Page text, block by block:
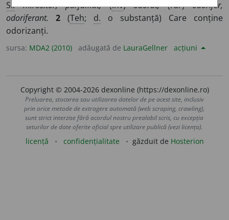
Si:
mirositor, parfumat,(înv)odorat,(rar)odorifer,
odoriferant.
2 (Teh; d. o substanță) Care conține
odorizanți.
sursa: MDA2 (2010) adăugată de LauraGellner acțiuni
Copyright © 2004-2026 dexonline (https://dexonline.ro)
Preluarea, stocarea sau utilizarea datelor de pe acest site, inclusiv
prin orice metode de extragere automată (web scraping, crawling),
sunt strict interzise fără acordul nostru prealabil scris, cu excepția
seturilor de date oferite oficial spre utilizare publică (vezi licența).
licență confidențialitate găzduit de Hosterion